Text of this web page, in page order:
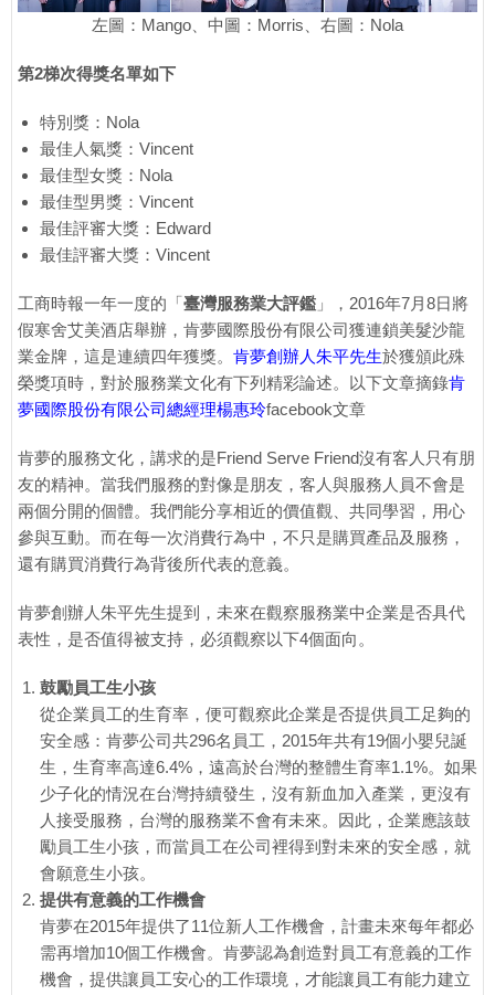
左圖：Mango、中圖：Morris、右圖：Nola
第2梯次得獎名單如下
特別獎：Nola
最佳人氣獎：Vincent
最佳型女獎：Nola
最佳型男獎：Vincent
最佳評審大獎：Edward
最佳評審大獎：Vincent
工商時報一年一度的「臺灣服務業大評鑑 」，2016年7月8日將
假寒舍艾美酒店舉辦，肯夢國際股份有限公司獲連鎖美髮沙龍
業金牌，這是連續四年獲獎。 肯夢創辦人朱平先生於獲頒此殊
榮獎項時，對於服務業文化有下列精彩論述。以下文章摘錄肯
夢國際股份有限公司總經理楊惠玲facebook文章
肯夢的服務文化，講求的是Friend Serve Friend沒有客人只有朋
友的精神。當我們服務的對像是朋友，客人與服務人員不會是
兩個分開的個體。我們能分享相近的價值觀、共同學習，用心
參與互動。而在每一次消費行為中，不只是購買產品及服務，
還有購買消費行為背後所代表的意義。
肯夢創辦人朱平先生提到，未來在觀察服務業中企業是否具代
表性，是否值得被支持，必須觀察以下4個面向。
鼓勵員工生小孩
從企業員工的生育率，便可觀察此企業是否提供員工足夠的
安全感：肯夢公司共296名員工，2015年共有19個小嬰兒誕
生，生育率高達6.4%，遠高於台灣的整體生育率1.1%。如果
少子化的情況在台灣持續發生，沒有新血加入產業，更沒有
人接受服務，台灣的服務業不會有未來。因此，企業應該鼓
勵員工生小孩，而當員工在公司裡得到對未來的安全感，就
會願意生小孩。
提供有意義的工作機會
肯夢在2015年提供了11位新人工作機會，計畫未來每年都必
需再增加10個工作機會。肯夢認為創造對員工有意義的工作
機會，提供讓員工安心的工作環境，才能讓員工有能力建立